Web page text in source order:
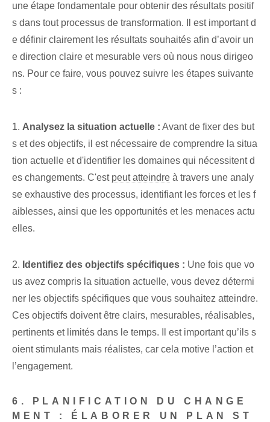
une étape fondamentale pour obtenir des résultats positif
s dans tout processus de transformation. Il est important d
e définir clairement les résultats souhaités afin d’avoir un
e direction claire et mesurable vers où nous nous dirigeo
ns. Pour ce faire, vous pouvez suivre les étapes suivante
s :
1. Analysez la situation actuelle : Avant de fixer des but
s et des objectifs, il est nécessaire de comprendre la situa
tion actuelle et d'identifier les domaines qui nécessitent d
es changements. C'est peut atteindre à travers une analy
se exhaustive des processus, identifiant les forces et les f
aiblesses, ainsi que les opportunités et les menaces actu
elles.
2. Identifiez des objectifs spécifiques : Une fois que vo
us avez compris la situation actuelle, vous devez détermi
ner les objectifs spécifiques que vous souhaitez atteindre.
Ces objectifs doivent être clairs, mesurables, réalisables,
pertinents et limités dans le temps. Il est important qu’ils s
oient stimulants mais réalistes, car cela motive l’action et
l’engagement.
6. PLANIFICATION DU CHANGE
MENT : ÉLABORER UN PLAN ST